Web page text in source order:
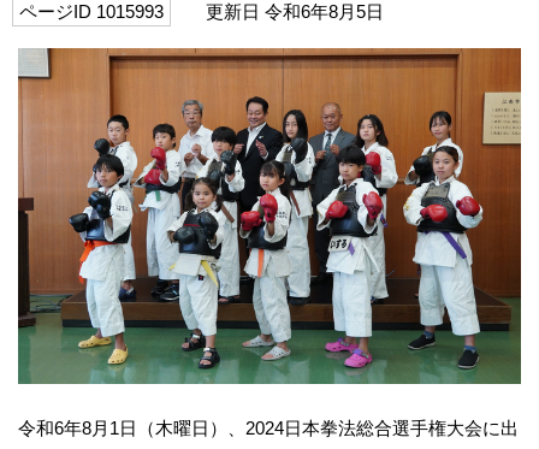
ページID 1015993 更新日 令和6年8月5日
令和6年8月1日（木曜日）、2024日本拳法総合選手権大会に出